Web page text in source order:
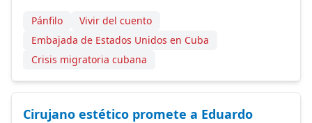
Pánfilo
Vivir del cuento
Embajada de Estados Unidos en Cuba
Crisis migratoria cubana
Cirujano estético promete a Eduardo